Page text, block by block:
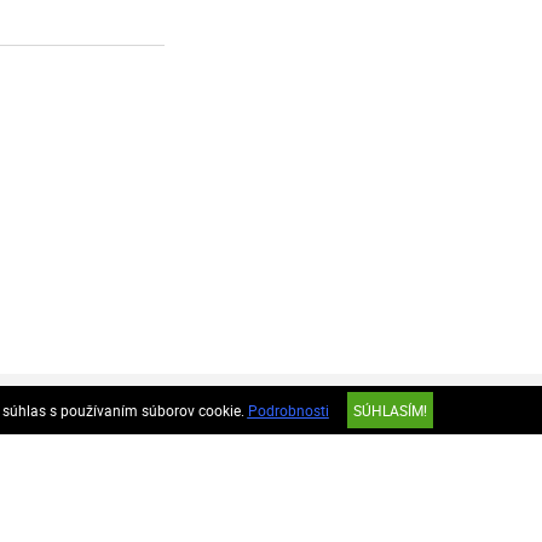
s používaním súborov cookie. Podrobnosti SÚHLASÍM!